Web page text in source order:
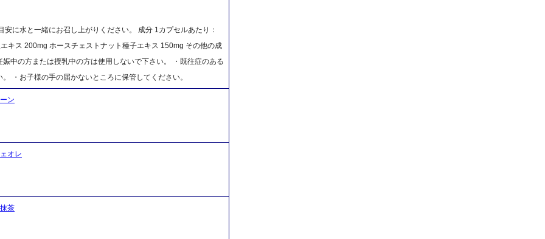
安に水と一緒にお召し上がりください。 成分 1カプセルあたり：
ス 200mg ホースチェストナット種子エキス 150mg その他の成
中の方または授乳中の方は使用しないで下さい。 ・既往症のある
・お子様の手の届かないところに保管してください。
ン
オレ
茶